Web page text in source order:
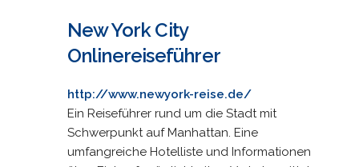
New York City
Onlinereiseführer
http://www.newyork-reise.de/
Ein Reiseführer rund um die Stadt mit
Schwerpunkt auf Manhattan. Eine
umfangreiche Hotelliste und Informationen